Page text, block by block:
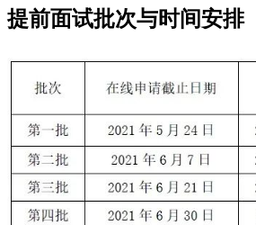
提前面试批次与时间安排